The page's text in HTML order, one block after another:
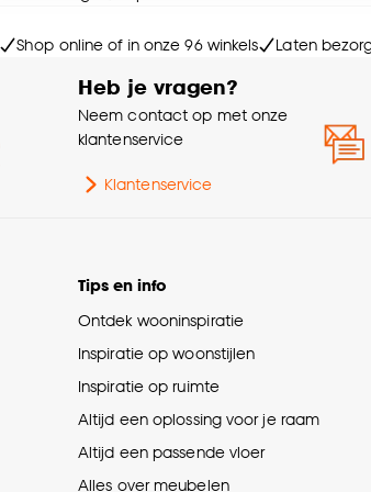
om te weten is dat je deze keuze altijd
Shop online of in onze 96 winkels Laten
Heb je vragen?
Neem contact op met onze
klantenservice
Klantenservice
Tips en info
Ontdek wooninspiratie
Inspiratie op woonstijlen
Inspiratie op ruimte
Altijd een oplossing voor je raam
Altijd een passende vloer
Alles over meubelen